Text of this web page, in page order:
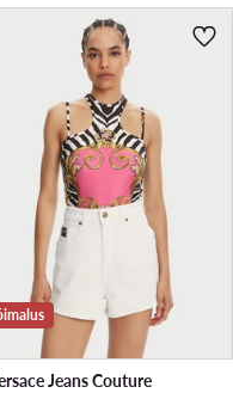
Jeans Couture